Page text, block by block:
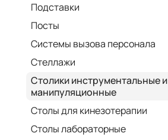
Подставки
Посты
Системы вызова персонала
Стеллажи
Столики инструментальные и
манипуляционные
Столы для кинезотерапии
Столы лабораторные